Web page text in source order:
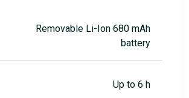
Removable Li-Ion 680 mAh
battery
Up to 6 h